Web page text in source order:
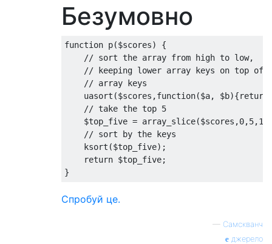
Безумовно
function p($scores)
{
// sort the array from high to low,
// keeping lower array keys on top of
// array keys
    uasort
($scores ,function($a, $b){return
// take the top 5
    $top_five
= array_slice($scores ,0,5,1
// sort by the keys
    ksort
($top_five);
return $top_five;
}
Спробуй це.
— Самскванч
джерело